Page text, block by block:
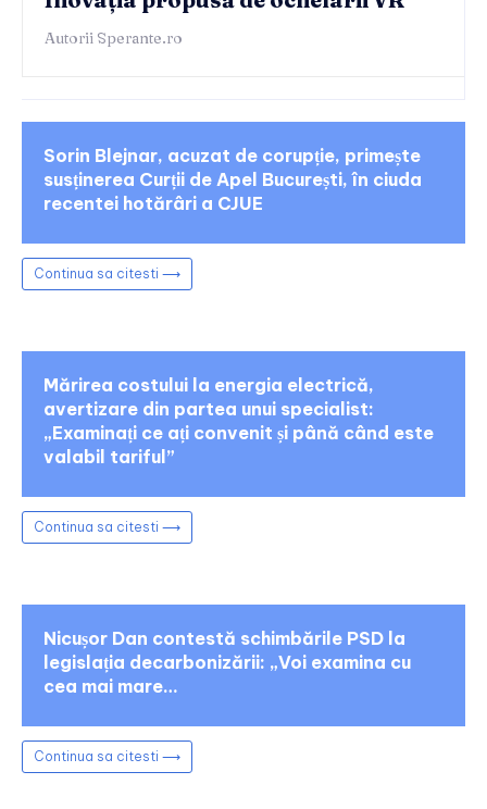
Autorii Sperante.ro
Sorin Blejnar, acuzat de corupție, primește
susținerea Curții de Apel București, în ciuda
recentei hotărâri a CJUE
Continua sa citesti ⟶
Mărirea costului la energia electrică,
avertizare din partea unui specialist:
„Examinați ce ați convenit și până când este
valabil tariful”
Continua sa citesti ⟶
Nicușor Dan contestă schimbările PSD la
legislația decarbonizării: „Voi examina cu
cea mai mare…
Continua sa citesti ⟶